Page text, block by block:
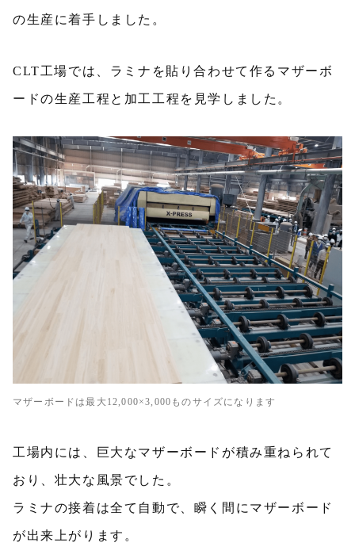
の生産に着手しました。
CLT工場では、ラミナを貼り合わせて作るマザーボ
ードの生産工程と加工工程を見学しました。
マザーボードは最大12,000×3,000ものサイズになります
工場内には、巨大なマザーボードが積み重ねられて
おり、壮大な風景でした。
ラミナの接着は全て自動で、瞬く間にマザーボード
が出来上がります。